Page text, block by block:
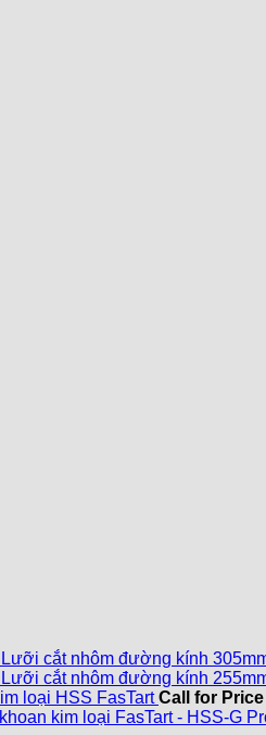
Lưỡi cắt nhôm đường kính
Lưỡi cắt nhôm đường kính
loại HSS FasTart Call for Price
kim loại FasTart - HSS-G